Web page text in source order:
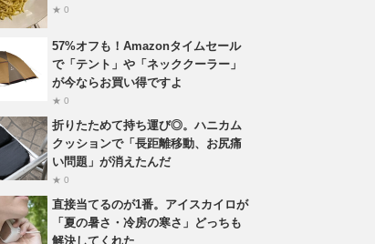
★ 0
57%オフも！Amazonタイムセール
で「テント」や「ネッククーラー」
が今ならお買い得ですよ
★ 0
折りたためて持ち運び◎。ハニカム
クッションで「長距離移動、お尻痛
い問題」が消えたんだ
★ 0
直接当てるのが1番。アイスカイロが
「夏の暑さ・冷房の寒さ」どっちも
解決してくれた